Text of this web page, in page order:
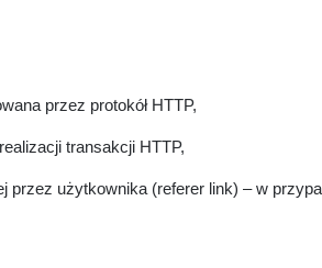
przez protokół HTTP,
transakcji HTTP,
przez użytkownika (referer link) – w